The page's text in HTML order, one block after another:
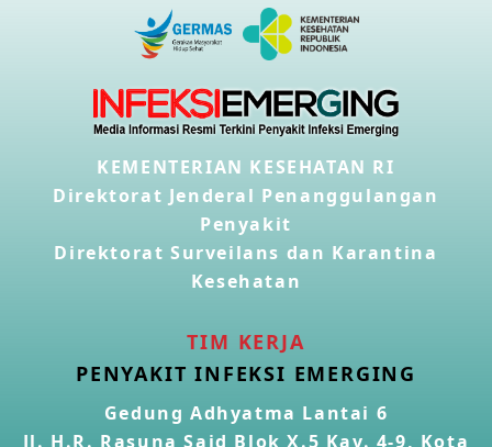
KEMENTERIAN KESEHATAN RI
Direktorat Jenderal Penanggulangan
Penyakit
Direktorat Surveilans dan Karantina
Kesehatan
TIM KERJA
PENYAKIT INFEKSI EMERGING
Gedung Adhyatma Lantai 6
Jl. H.R. Rasuna Said Blok X.5 Kav. 4-9, Kota